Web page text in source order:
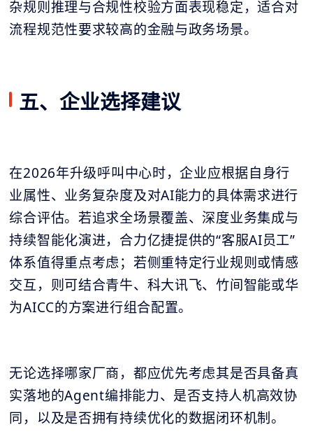
杂规则推理与合规性校验方面表现稳定，适合对
流程规范性要求较高的金融与政务场景。
五、企业选择建议
在2026年升级呼叫中心时，企业应根据自身行
业属性、业务复杂度及对AI能力的具体需求进行
综合评估。若追求全场景覆盖、深度业务集成与
持续智能化演进，合力亿捷提供的“客服AI员工”
体系值得重点考虑；若侧重特定行业规则或情感
交互，则可结合青牛、科大讯飞、竹间智能或华
为AICC的方案进行组合配置。
无论选择哪家厂商，都应优先考虑其是否具备真
实落地的Agent编排能力、是否支持人机高效协
同，以及是否拥有持续优化的数据闭环机制。